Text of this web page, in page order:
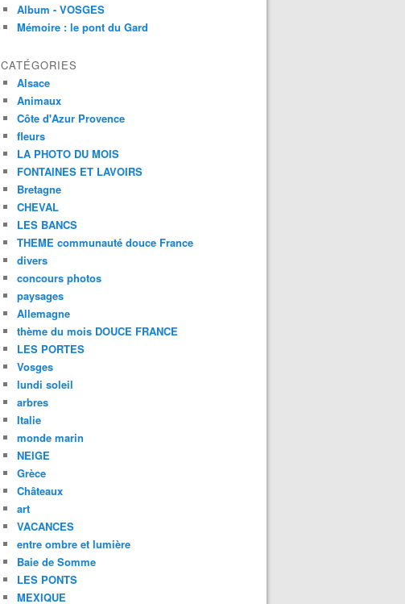
Album - VOSGES
Mémoire : le pont du Gard
CATÉGORIES
Alsace
Animaux
Côte d'Azur Provence
fleurs
LA PHOTO DU MOIS
FONTAINES ET LAVOIRS
Bretagne
CHEVAL
LES BANCS
THEME communauté douce France
divers
concours photos
paysages
Allemagne
thème du mois DOUCE FRANCE
LES PORTES
Vosges
lundi soleil
arbres
Italie
monde marin
NEIGE
Grèce
Châteaux
art
VACANCES
entre ombre et lumière
Baie de Somme
LES PONTS
MEXIQUE